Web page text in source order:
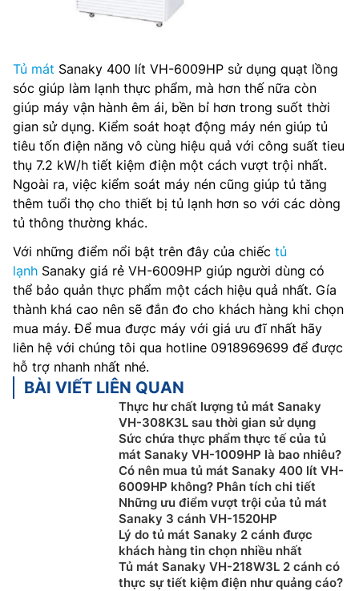
Tủ mát Sanaky 400 lít VH-6009HP sử dụng quạt lồng
sóc giúp làm lạnh thực phẩm, mà hơn thế nữa còn
giúp máy vận hành êm ái, bền bỉ hơn trong suốt thời
gian sử dụng. Kiểm soát hoạt động máy nén giúp tủ
tiêu tốn điện năng vô cùng hiệu quả với công suất tieu
thụ 7.2 kW/h tiết kiệm điện một cách vượt trội nhất.
Ngoài ra, việc kiểm soát máy nén cũng giúp tủ tăng
thêm tuổi thọ cho thiết bị tủ lạnh hơn so với các dòng
tủ thông thường khác.
Với những điểm nổi bật trên đây của chiếc tủ
lạnh Sanaky giá rẻ VH-6009HP giúp người dùng có
thể bảo quản thực phẩm một cách hiệu quả nhất. Gía
thành khá cao nên sẽ đắn đo cho khách hàng khi chọn
mua máy. Để mua được máy với giá ưu đĩ nhất hãy
liên hệ với chúng tôi qua hotline 0918969699 để được
hỗ trợ nhanh nhất nhé.
BÀI VIẾT LIÊN QUAN
Thực hư chất lượng tủ mát Sanaky
VH-308K3L sau thời gian sử dụng
Sức chứa thực phẩm thực tế của tủ
mát Sanaky VH-1009HP là bao nhiêu?
Có nên mua tủ mát Sanaky 400 lít VH-
6009HP không? Phân tích chi tiết
Những ưu điểm vượt trội của tủ mát
Sanaky 3 cánh VH-1520HP
Lý do tủ mát Sanaky 2 cánh được
khách hàng tin chọn nhiều nhất
Tủ mát Sanaky VH-218W3L 2 cánh có
thực sự tiết kiệm điện như quảng cáo?